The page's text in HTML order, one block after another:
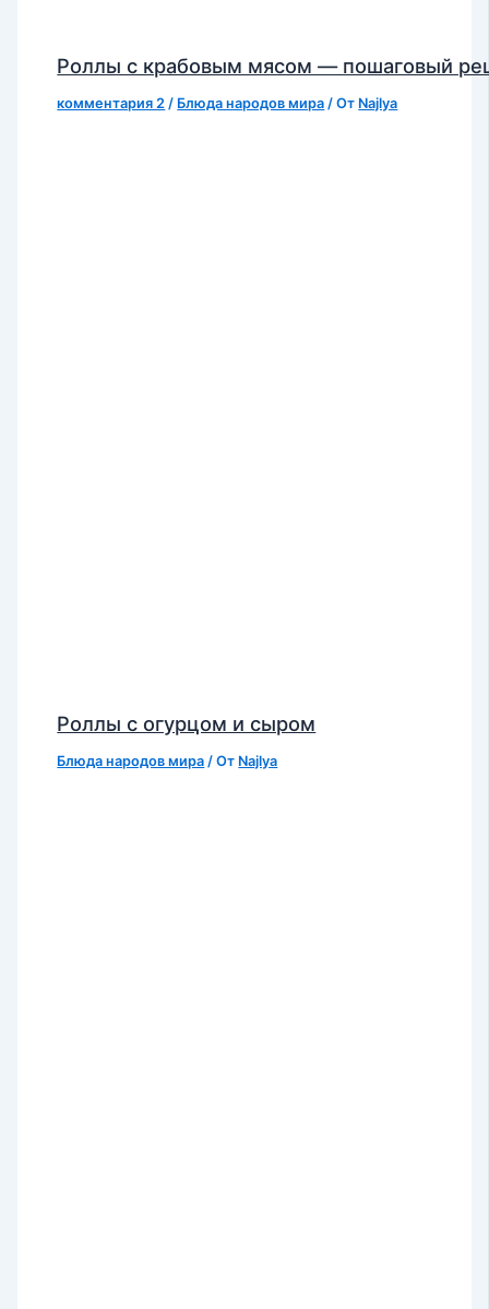
Роллы с крабовым мясом — пошаговый
комментария 2 / Блюда народов мира / От Najlya
Роллы с огурцом и сыром
Блюда народов мира / От Najlya